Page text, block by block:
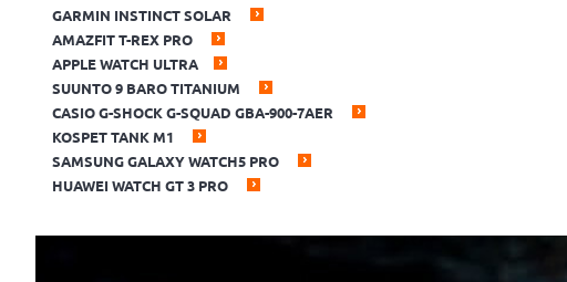
GARMIN INSTINCT SOLAR
AMAZFIT T-REX PRO
APPLE WATCH ULTRA
SUUNTO 9 BARO TITANIUM
CASIO G-SHOCK G-SQUAD GBA-900-7AER
KOSPET TANK M1
SAMSUNG GALAXY WATCH5 PRO
HUAWEI WATCH GT 3 PRO